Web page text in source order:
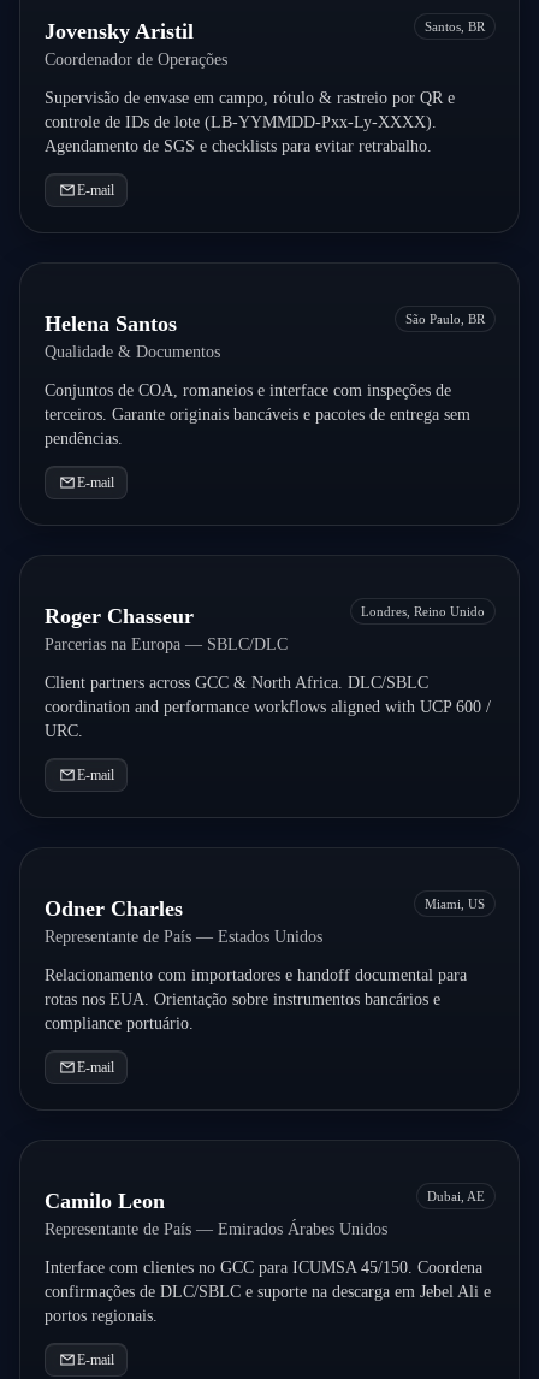
Jovensky Aristil
Coordenador de Operações
Santos, BR
Supervisão de envase em campo, rótulo & rastreio por QR e
controle de IDs de lote (LB-YYMMDD-Pxx-Ly-XXXX).
Agendamento de SGS e checklists para evitar retrabalho.
E-mail
Helena Santos
Qualidade & Documentos
São Paulo, BR
Conjuntos de COA, romaneios e interface com inspeções de
terceiros. Garante originais bancáveis e pacotes de entrega sem
pendências.
E-mail
Roger Chasseur
Parcerias na Europa — SBLC/DLC
Londres, Reino Unido
Client partners across GCC & North Africa. DLC/SBLC
coordination and performance workflows aligned with UCP 600 /
URC.
E-mail
Odner Charles
Representante de País — Estados Unidos
Miami, US
Relacionamento com importadores e handoff documental para
rotas nos EUA. Orientação sobre instrumentos bancários e
compliance portuário.
E-mail
Camilo Leon
Representante de País — Emirados Árabes Unidos
Dubai, AE
Interface com clientes no GCC para ICUMSA 45/150. Coordena
confirmações de DLC/SBLC e suporte na descarga em Jebel Ali e
portos regionais.
E-mail